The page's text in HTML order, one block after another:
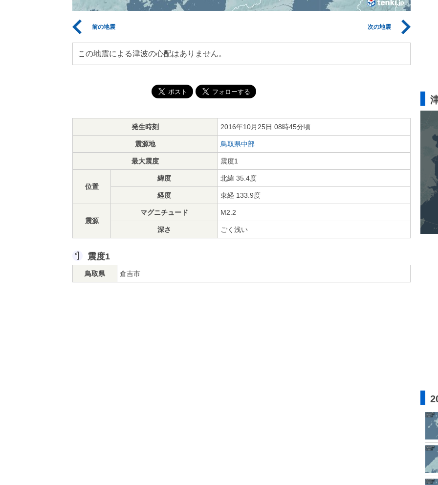
前の地震 次の地震
この地震による津波の心配はありません。
発生時刻 2016年10月25日 08時45分頃
震源地 鳥取県中部
最大震度 震度1
位置
緯度 北緯 35.4度
経度 東経 133.9度
震源
マグニチュード M2.2
深さ ごく浅い
震度1
鳥取県 倉吉市